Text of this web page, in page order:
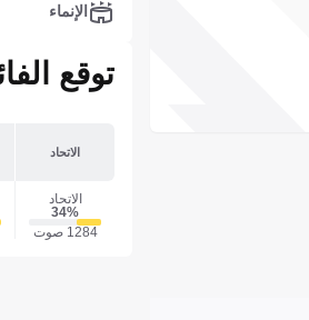
الإنماء
توقع
الاتحاد
الاتحاد
34‎%‎
1284 صوت